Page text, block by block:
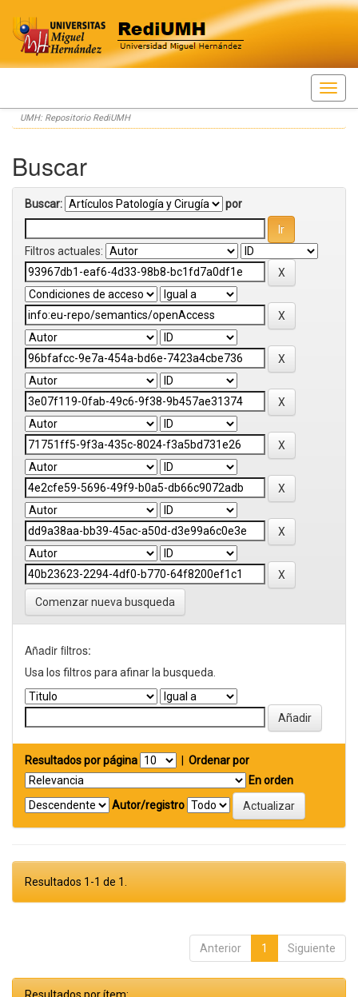
Skip
navigation
UMH: Repositorio RediUMH
Buscar
Buscar: por
Filtros actuales:
Comenzar nueva busqueda
Añadir filtros:
Usa los filtros para afinar la busqueda.
Resultados por página
Ordenar por
En orden
Autor/registro
Resultados 1-1 de 1.
Anterior 1 Siguiente